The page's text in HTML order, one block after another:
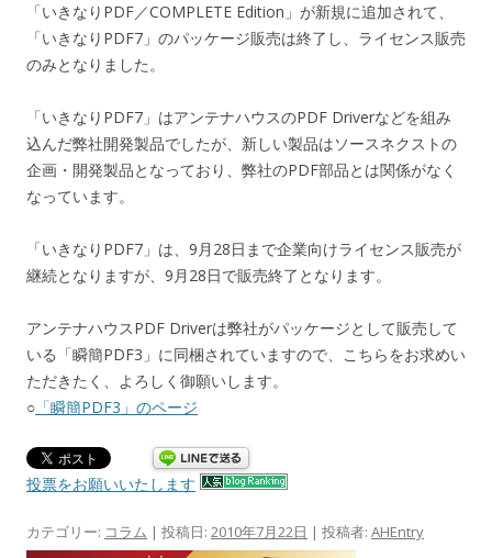
「いきなりPDF／COMPLETE Edition」が新規に追加されて、
「いきなりPDF7」のパッケージ販売は終了し、ライセンス販売
のみとなりました。
「いきなりPDF7」はアンテナハウスのPDF Driverなどを組み
込んだ弊社開発製品でしたが、新しい製品はソースネクストの
企画・開発製品となっており、弊社のPDF部品とは関係がなく
なっています。
「いきなりPDF7」は、9月28日まで企業向けライセンス販売が
継続となりますが、9月28日で販売終了となります。
アンテナハウスPDF Driverは弊社がパッケージとして販売して
いる「瞬簡PDF3」に同梱されていますので、こちらをお求めい
ただきたく、よろしく御願いします。
○ 「瞬簡PDF3」のページ
投票をお願いいたします
カテゴリー: コラム | 投稿日: 2010年7月22日 | 投稿者: AHEntry